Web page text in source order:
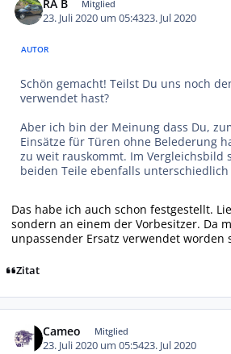
RA B Mitglied
23. Juli 2020 um 05:4323. Jul 2020
AUTOR
Schön gemacht! Teilst Du uns noch
verwendet hast?
Aber ich bin der Meinung dass Du,
Einsätze für Türen ohne Belederung
zu weit rauskommt. Im Vergleichsbild
beiden Teile ebenfalls unterschiedlich
Das habe ich auch schon festgestellt.
sondern an einem der Vorbesitzer. Da
unpassender Ersatz verwendet worden
Zitat
Cameo Mitglied
23. Juli 2020 um 05:5423. Jul 2020